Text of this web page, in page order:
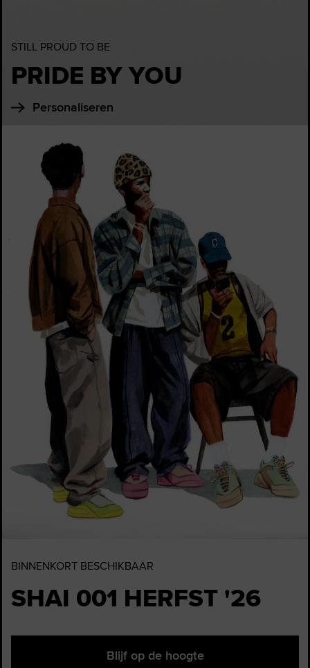
STILL PROUD TO BE
PRIDE BY YOU
Personaliseren
BINNENKORT BESCHIKBAAR
SHAI 001 HERFST '26
Blijf op de hoogte